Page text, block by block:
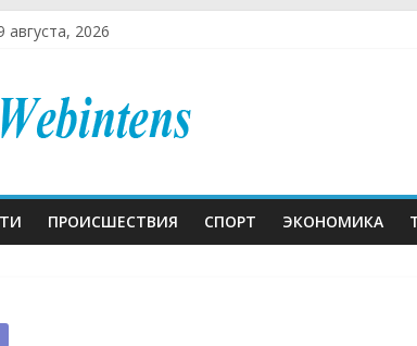
августа, 2026
ПРОИСШЕСТВИЯ СПОРТ ЭКОНОМИКА